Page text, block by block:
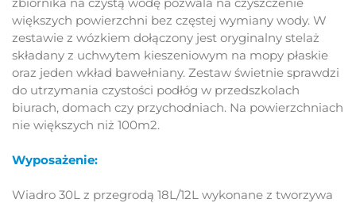
większych powierzchni bez częstej wymiany wody. W
zestawie z wózkiem dołączony jest oryginalny stelaż
składany z uchwytem kieszeniowym na mopy płaskie
oraz jeden wkład bawełniany. Zestaw świetnie sprawdzi
do utrzymania czystości podłóg w przedszkolach
biurach, domach czy przychodniach. Na powierzchniach
nie większych niż 100m2.
Wyposażenie:
Wiadro 30L z przegrodą 18L/12L wykonane z tworzywa